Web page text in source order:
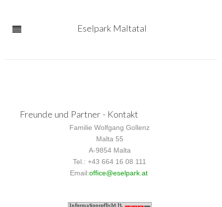
Eselpark Maltatal
Freunde und Partner - Kontakt
Familie Wolfgang Gollenz
Malta 55
A-9854 Malta
Tel.: +43 664 16 08 111
Email:office@eselpark.at